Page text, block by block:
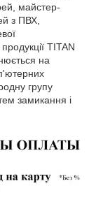
майстер-
з ПВХ,
TITAN
на
групу
замикання і